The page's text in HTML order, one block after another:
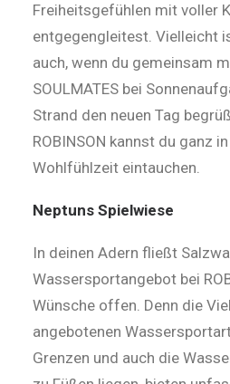
Freiheitsgefühlen mit voller
entgegengleitest. Vielleicht
auch, wenn du gemeinsam
SOULMATES bei
Strand den neuen Tag
ROBINSON kannst du ganz
Wohlfühlzeit eintauchen.
Neptuns Spielwiese
In deinen Adern fließt
Wassersportangebot bei
Wünsche offen. Denn die
angebotenen
Grenzen und auch die